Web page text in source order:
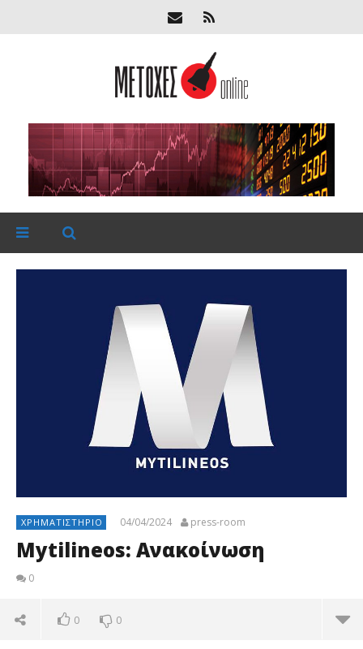
ΧΡΗΜΑΤΙΣΤΉΡΙΟ 04/04/2024 press-room
Mytilineos: Ανακοίνωση
0
0 0